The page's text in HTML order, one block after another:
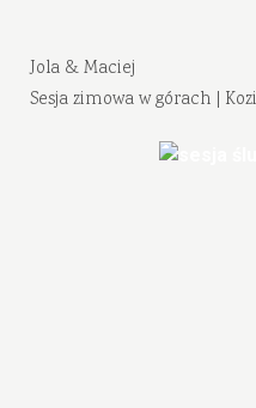
Jola & Maciej
Sesja zimowa w górach |